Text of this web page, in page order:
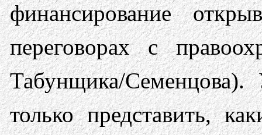
финансирование
переговорах с
Табунщика/
только представить,